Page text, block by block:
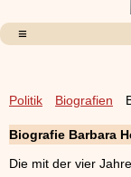
Politik Biografien
Biografie Barbara
Die mit der vier